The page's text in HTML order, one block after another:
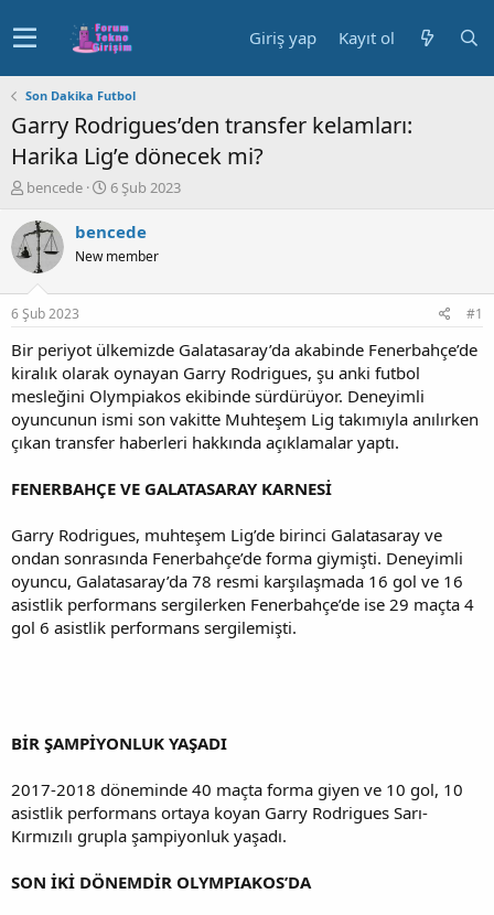
Giriş yap Kayıt ol
Son Dakika Futbol
Garry Rodrigues’den transfer kelamları:
Harika Lig’e dönecek mi?
K
n
u
y
b
a
ş
a
t
a
n
bencede
B
ş
a
ç
a
r
i
h
6 Şub 2023
bencede
New member
6 Şub 2023 #1
Bir periyot ülkemizde Galatasaray’da akabinde Fenerbahçe’de
kiralık olarak oynayan Garry Rodrigues, şu anki futbol
mesleğini Olympiakos ekibinde sürdürüyor. Deneyimli
oyuncunun ismi son vakitte Muhteşem Lig takımıyla anılırken
çıkan transfer haberleri hakkında açıklamalar yaptı.
FENERBAHÇE VE GALATASARAY KARNESİ
Garry Rodrigues, muhteşem Lig’de birinci Galatasaray ve
ondan sonrasında Fenerbahçe’de forma giymişti. Deneyimli
oyuncu, Galatasaray’da 78 resmi karşılaşmada 16 gol ve 16
asistlik performans sergilerken Fenerbahçe’de ise 29 maçta 4
gol 6 asistlik performans sergilemişti.
BİR ŞAMPİYONLUK YAŞADI
2017-2018 döneminde 40 maçta forma giyen ve 10 gol, 10
asistlik performans ortaya koyan Garry Rodrigues Sarı-
Kırmızılı grupla şampiyonluk yaşadı.
SON İKİ DÖNEMDİR OLYMPIAKOS’DA